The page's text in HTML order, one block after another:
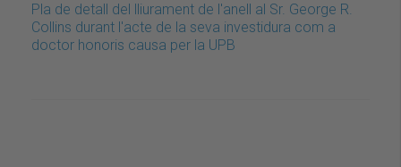
Pla de detall del lliurament de l'anell al Sr. George R.
Collins durant l'acte de la seva investidura com a
doctor honoris causa per la UPB